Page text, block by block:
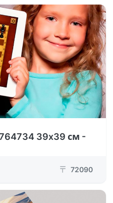
39x39 см -
₸ 72090